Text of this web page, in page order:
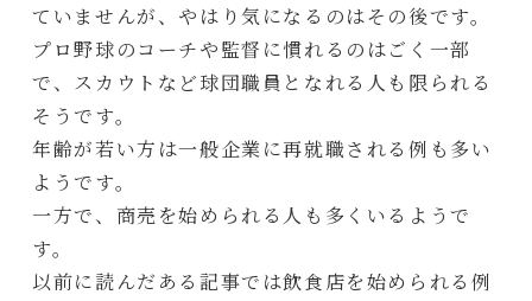
ていませんが、やはり気になるのはその後です。
プロ野球のコーチや監督に慣れるのはごく一部
で、スカウトなど球団職員となれる人も限られる
そうです。
年齢が若い方は一般企業に再就職される例も多い
ようです。
一方で、商売を始められる人も多くいるようで
す。
以前に読んだある記事では飲食店を始められる例